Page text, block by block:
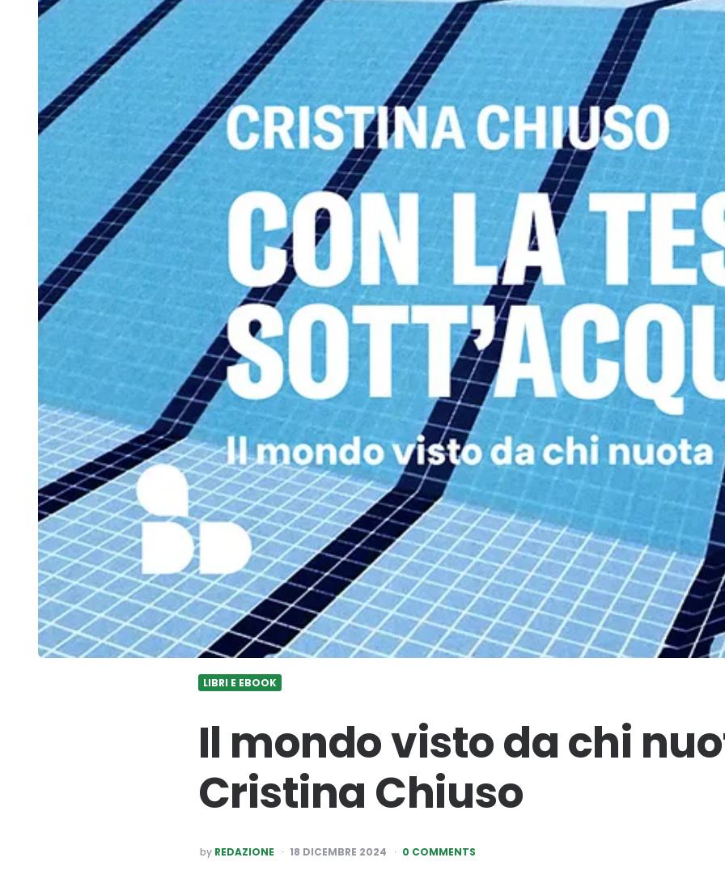
LIBRI E EBOOK
Il mondo visto da chi
Cristina Chiuso
POSTED
BY
by REDAZIONE 18 DICEMBRE 2024 0 COMMENTS